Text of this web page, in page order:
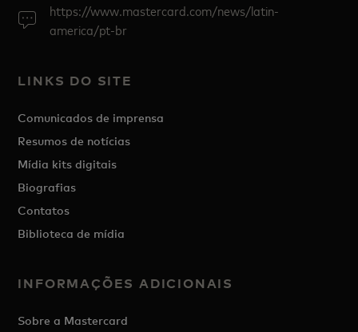
https://www.mastercard.com/news/latin-
america/pt-br
LINKS DO SITE
Comunicados de imprensa
Resumos de notícias
Mídia kits digitais
Biografias
Contatos
Biblioteca de mídia
INFORMAÇÕES ADICIONAIS
Sobre a Mastercard